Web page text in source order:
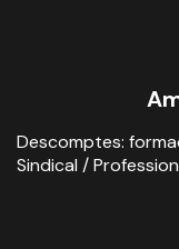
Descomptes:
Sindical /